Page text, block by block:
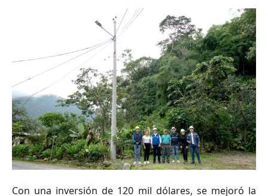
Con una inversión de 120 mil dólares, se mejoró la